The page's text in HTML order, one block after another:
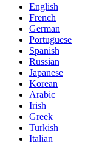
English
French
German
Portuguese
Spanish
Russian
Japanese
Korean
Arabic
Irish
Greek
Turkish
Italian